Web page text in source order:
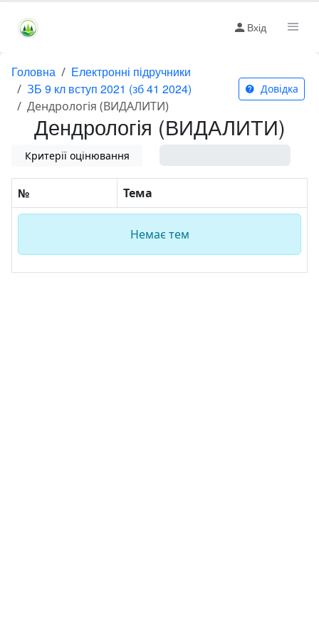
Вхід
Головна
Електронні підручники
ЗБ 9 кл вступ 2021 (зб 41 2024)
Дендрологія (ВИДАЛИТИ)
Довідка
Дендрологія (ВИДАЛИТИ)
Критерії оцінювання
№ Тема
Немає тем